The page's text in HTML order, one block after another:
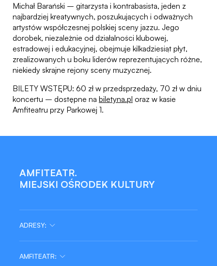
Michał Barański – gitarzysta i kontrabasista, jeden z
najbardziej kreatywnych, poszukujących i odważnych
artystów współczesnej polskiej sceny jazzu. Jego
dorobek, niezależnie od działalności klubowej,
estradowej i edukacyjnej, obejmuje kilkadziesiąt płyt,
zrealizowanych u boku liderów reprezentujących różne,
niekiedy skrajne rejony sceny muzycznej.
BILETY WSTĘPU: 60 zł w przedsprzedaży, 70 zł w dniu
koncertu – dostępne na biletyna.pl oraz w kasie
Amfiteatru przy Parkowej 1.
AMFITEATR.
MIEJSKI OŚRODEK KULTURY
ADRESY:
AMFITEATR: